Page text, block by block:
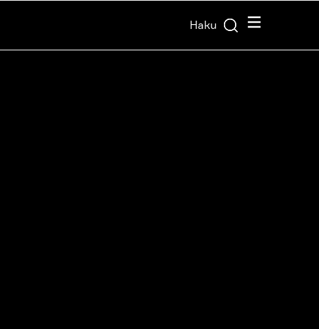
Haku Valikko